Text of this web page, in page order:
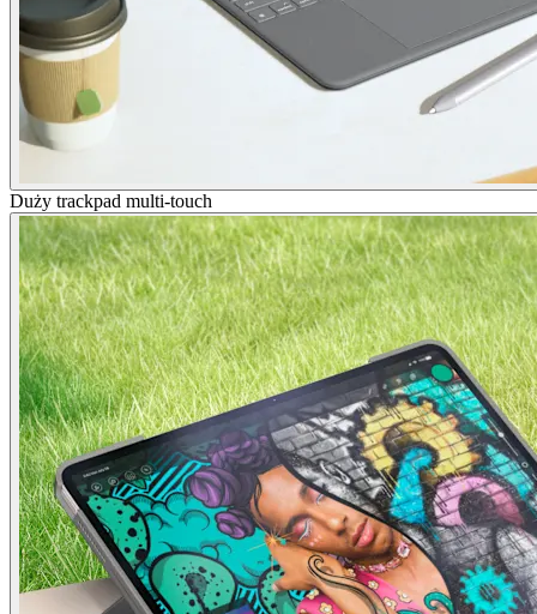
Duży trackpad multi-touch